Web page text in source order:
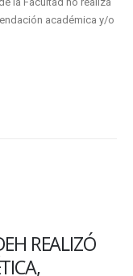
académica y/o
REALIZÓ